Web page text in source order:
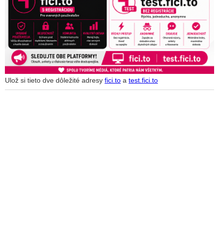
Ulož si tieto dve dôležité adresy fici.to a test.fici.to